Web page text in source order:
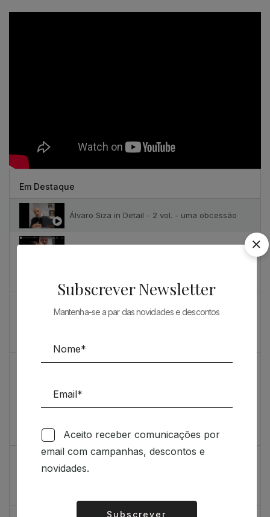
Em Destaque
Álvaro Siza in Detail - 2 vol. - uma obcessão
O máximo rigor
PRENDA ESPECIAL PARA ARQUITECTOS 2023
Feedback
Índice de satisfação inédito
Subscrever Newsletter
Mantenha-se a par das novidades e descontos
Aceito receber comunicações por
email com campanhas, descontos e
novidades.
Subscrever